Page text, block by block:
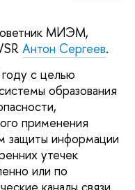
МИЭМ,
Антон Сергеев.
с целью
образования
применения
защиты информации
утечек
или по